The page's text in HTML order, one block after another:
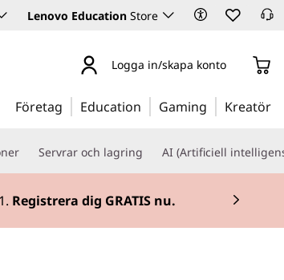
Lenovo Education Store
Logga in/skapa konto
Företag Education Gaming Kreatör
Servrar och lagring AI (Artificiell
Registrera dig GRATIS nu.